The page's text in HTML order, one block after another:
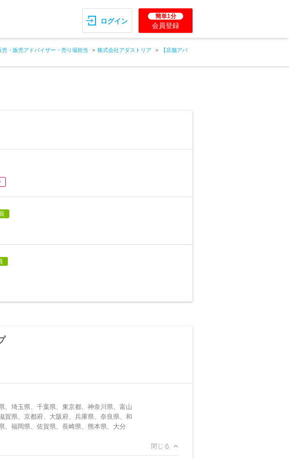
ログイン
簡単1分
会員登録
売・販売アドバイザー・売り場担当 株式会社アダストリア
【店舗アパ
、埼玉県、千葉県、東京都、神奈川県、富山
賀県、京都府、大阪府、兵庫県、奈良県、和
、福岡県、佐賀県、長崎県、熊本県、大分
閉じる